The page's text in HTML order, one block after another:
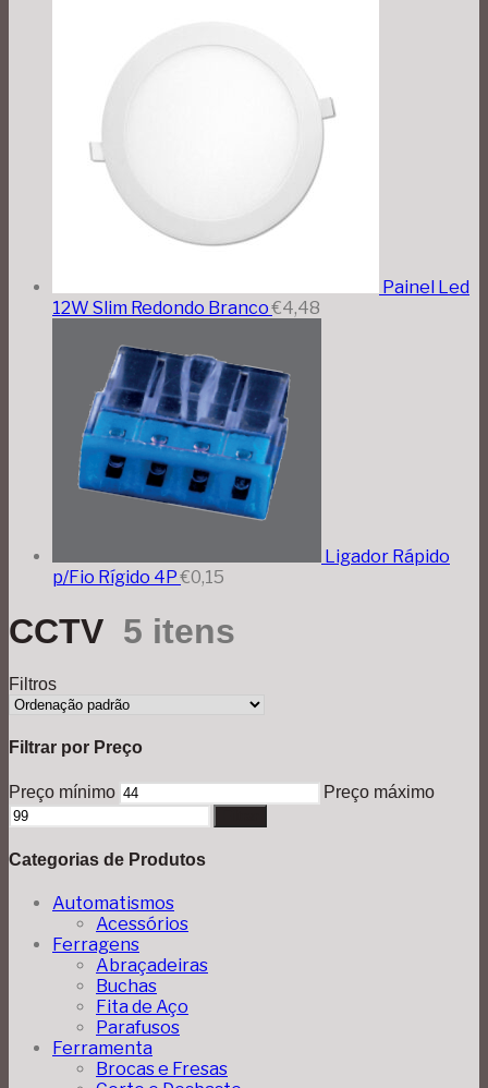
Painel Led
12W Slim Redondo Branco €4,48
Ligador Rápido
p/Fio Rígido 4P €0,15
CCTV 5 itens
Filtros
Filtrar por Preço
Preço mínimo Preço máximo
Categorias de Produtos
Automatismos
Acessórios
Ferragens
Abraçadeiras
Buchas
Fita de Aço
Parafusos
Ferramenta
Brocas e Fresas